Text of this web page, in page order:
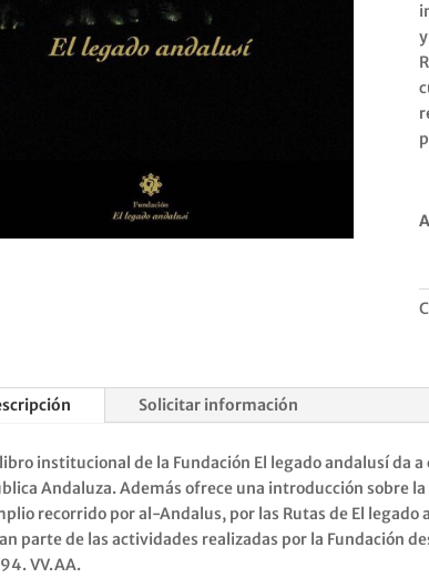
Solicitar información
institucional de la Fundación El legado andalusí da
Andaluza. Además ofrece una introducción sobre
recorrido por al-Andalus, por las Rutas de El
parte de las actividades realizadas por la Fundación
VV.AA.